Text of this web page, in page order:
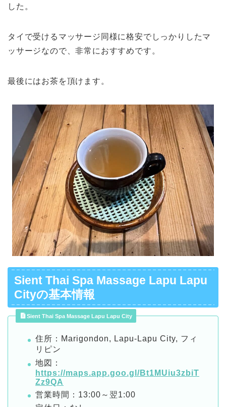
した。
タイで受けるマッサージ同様に格安でしっかりしたマ
ッサージなので、非常におすすめです。
最後にはお茶を頂けます。
Sient Thai Spa Massage Lapu Lapu
Cityの基本情報
Sient Thai Spa Massage Lapu Lapu City
住所：Marigondon, Lapu-Lapu City, フィ
リピン
地図：
https://maps.app.goo.gl/Bt1MUiu3zbiT
Zz9QA
営業時間：13:00～翌1:00